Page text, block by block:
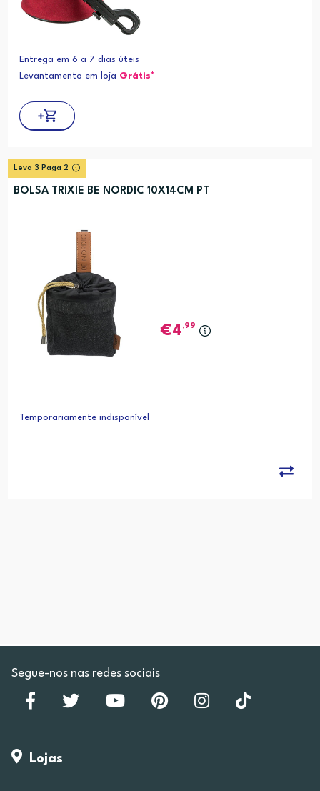
Entrega em 6 a 7 dias úteis
Levantamento em loja Grátis*
Leva 3 Paga 2
BOLSA TRIXIE BE NORDIC 10X14CM PT
4,99
Temporariamente indisponível
Segue-nos nas redes sociais
Lojas